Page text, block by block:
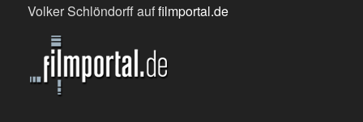
Volker Schlöndorff auffilmportal.de